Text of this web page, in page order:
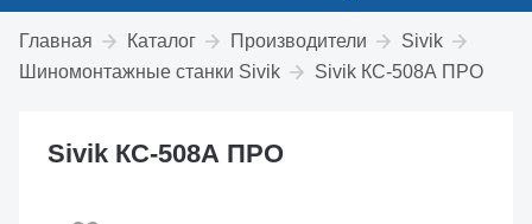
Главная Каталог Производители
Sivik
Шиномонтажные станки Sivik
Sivik КС-508А ПРО
Sivik КС-508А ПРО